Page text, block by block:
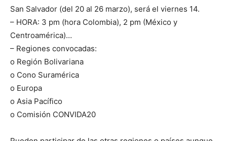
San Salvador (del 20 al 26 marzo), será el viernes 14.
– HORA: 3 pm (hora Colombia), 2 pm (México y
Centroamérica)…
– Regiones convocadas:
o Región Bolivariana
o Cono Suramérica
o Europa
o Asia Pacífico
o Comisión CONVIDA20